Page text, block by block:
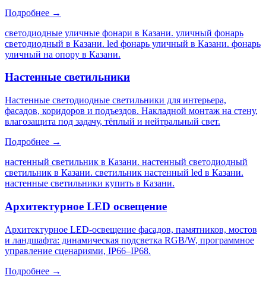
Подробнее →
светодиодные уличные фонари в Казани. уличный фонарь
светодиодный в Казани. led фонарь уличный в Казани. фонарь
уличный на опору в Казани.
Настенные светильники
Настенные светодиодные светильники для интерьера,
фасадов, коридоров и подъездов. Накладной монтаж на стену,
влагозащита под задачу, тёплый и нейтральный свет.
Подробнее →
настенный светильник в Казани. настенный светодиодный
светильник в Казани. светильник настенный led в Казани.
настенные светильники купить в Казани.
Архитектурное LED освещение
Архитектурное LED-освещение фасадов, памятников, мостов
и ландшафта: динамическая подсветка RGB/W, программное
управление сценариями, IP66–IP68.
Подробнее →